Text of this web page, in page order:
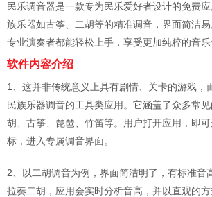
民乐调音器是一款专为民乐爱好者设计的免费
族乐器如古筝、二胡等的精准调音，界面简洁
专业演奏者都能轻松上手，享受更加纯粹的音乐
软件内容介绍
1、这并非传统意义上具有剧情、关卡的游戏，
民族乐器调音的工具类应用。它涵盖了众多常
胡、古筝、琵琶、竹笛等。用户打开应用，即
标，进入专属调音界面。
2、以二胡调音为例，界面简洁明了，有标准音
拉奏二胡，应用会实时分析音高，并以直观的